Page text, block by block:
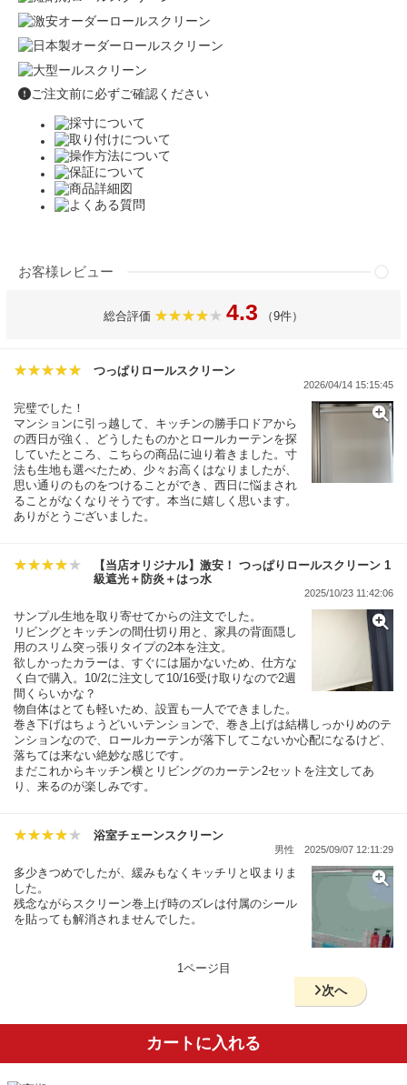
ご注文前に必ずご確認ください
お客様レビュー
総合評価 4.3 （9件）
つっぱりロールスクリーン
2026/04/14 15:15:45
完璧でした！
マンションに引っ越して、キッチンの勝手口ドアから
の西日が強く、どうしたものかとロールカーテンを探
していたところ、こちらの商品に辿り着きました。寸
法も生地も選べたため、少々お高くはなりましたが、
思い通りのものをつけることができ、西日に悩まされ
ることがなくなりそうです。本当に嬉しく思います。
ありがとうございました。
【当店オリジナル】激安！ つっぱりロールスクリーン 1
級遮光＋防炎＋はっ水
2025/10/23 11:42:06
サンプル生地を取り寄せてからの注文でした。
リビングとキッチンの間仕切り用と、家具の背面隠し
用のスリム突っ張りタイプの2本を注文。
欲しかったカラーは、すぐには届かないため、仕方な
く白で購入。10/2に注文して10/16受け取りなので2週
間くらいかな？
物自体はとても軽いため、設置も一人でできました。
巻き下げはちょうどいいテンションで、巻き上げは結構しっかりめのテ
ンションなので、ロールカーテンが落下してこないか心配になるけど、
落ちては来ない絶妙な感じです。
まだこれからキッチン横とリビングのカーテン2セットを注文してあ
り、来るのが楽しみです。
浴室チェーンスクリーン
男性 2025/09/07 12:11:29
多少きつめでしたが、緩みもなくキッチリと収まりま
した。
残念ながらスクリーン巻上げ時のズレは付属のシール
を貼っても解消されませんでした。
1ページ目
次へ
カートに入れる